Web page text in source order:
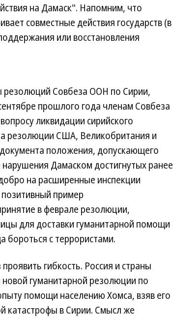
на Дамаск". Напомним, что
совместные действия государств (в
или восстановления
резолюций Совбеза ООН по Сирии,
прошлого года членам Совбеза
ликвидации сирийского
резолюции США, Великобритания и
положения, допускающего
Дамаском достигнутых ранее
на расширенные инспекции
пример
в феврале резолюции,
для доставки гуманитарной помощи
с террористами.
гибкость. Россия и страны
гуманитарной резолюции по
помощи населению Хомса, взяв его
катастрофы в Сирии. Смысл же